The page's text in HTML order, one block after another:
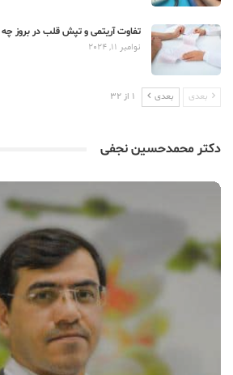
تفاوت آریتمی و تپش قلب در بروز
نوامبر 11, 2024
بعدی بعدی 1 از 32
دکتر محمدحسین نجفی